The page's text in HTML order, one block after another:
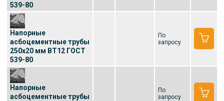
539-80
Напорные
асбоцементные трубы
250x20 мм ВТ12 ГОСТ
539-80
По
запросу
Напорные
асбоцементные трубы
По
запросу